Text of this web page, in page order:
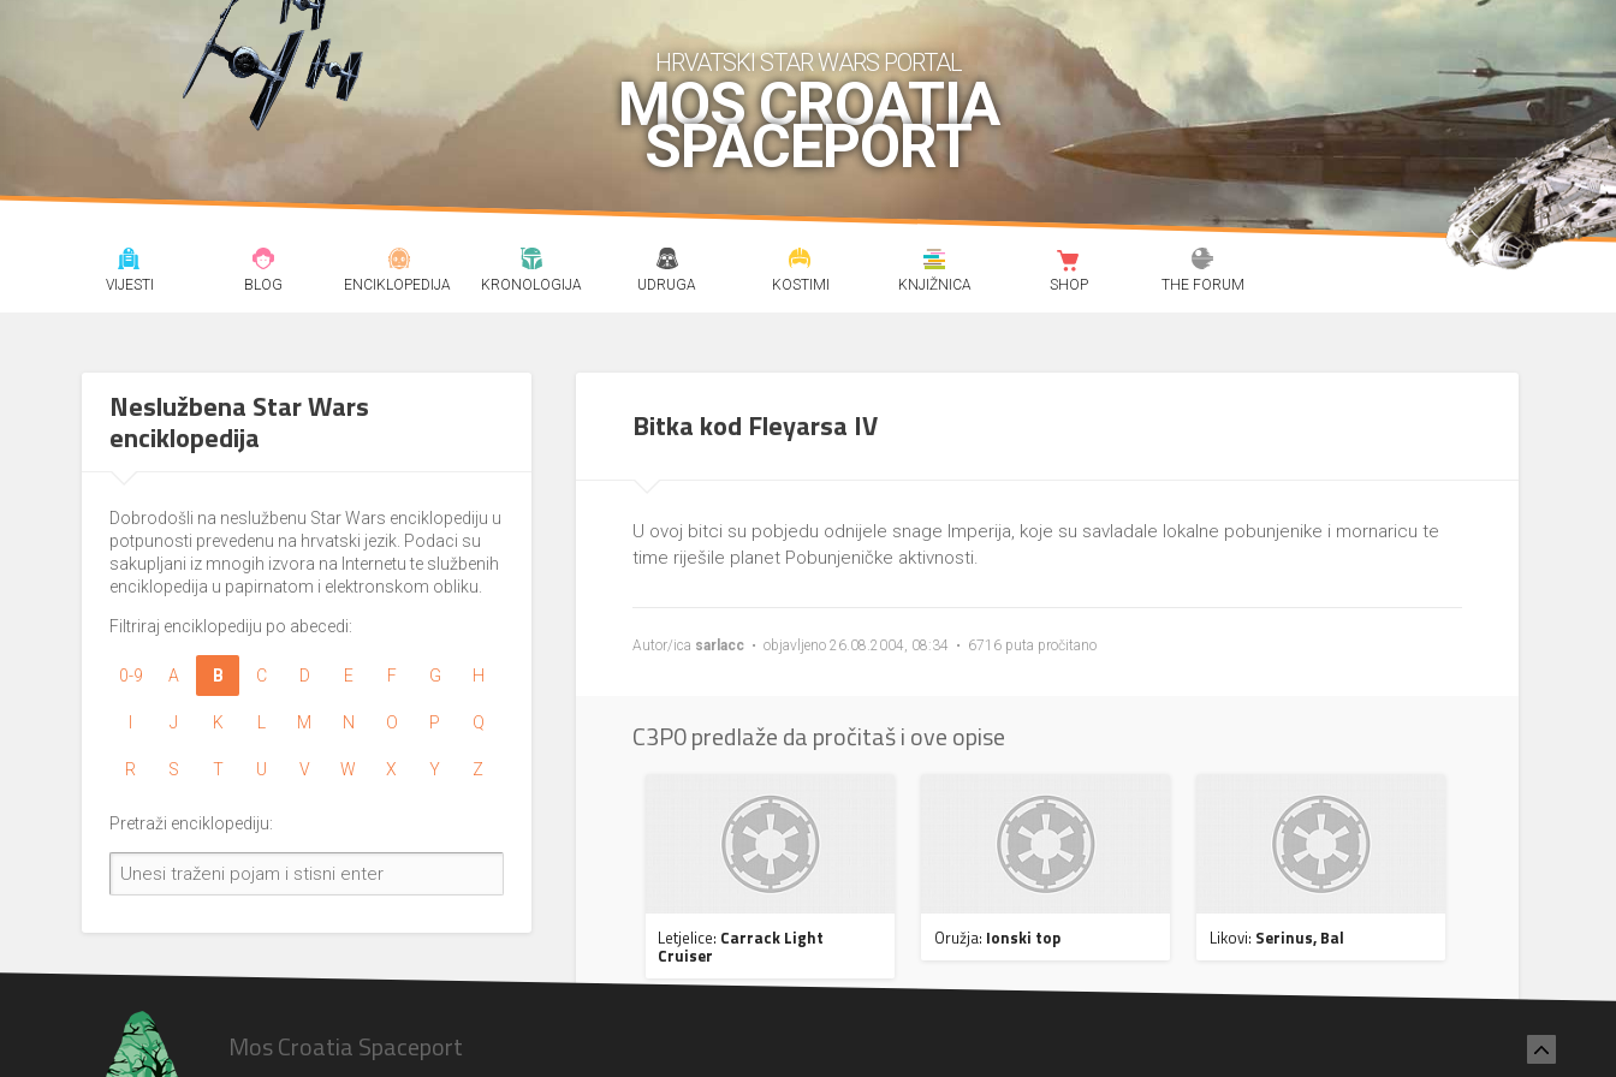
HRVATSKI STAR WARS PORTAL
MOS CROATIA
SPACEPORT
VIJESTI BLOG ENCIKLOPEDIJA KRONOLOGIJA UDRUGA KOSTIMI KNJIŽNICA SHOP THE FORUM
Neslužbena Star Wars
enciklopedija
Dobrodošli na neslužbenu Star Wars enciklopediju u
potpunosti prevedenu na hrvatski jezik. Podaci su
sakupljani iz mnogih izvora na Internetu te službenih
enciklopedija u papirnatom i elektronskom obliku.
Filtriraj enciklopediju po abecedi:
0-9 A B C D E F G H
J K M N O P Q
R S T U V W X Y Z
Pretraži enciklopediju:
Bitka kod Fleyarsa IV
U ovoj bitci su pobjedu odnijele snage Imperija, koje su savladale lokalne pobunjenike i mornaricu te
time riješile planet Pobunjeničke aktivnosti.
Autor/ica sarlacc • objavljeno 26.08.2004, 08:34 • 6716 puta pročitano
C3P0 predlaže da pročitaš i ove opise
Letjelice: Carrack Light
Cruiser
Oružja: Ionski top Likovi: Serinus, Bal
Mos Croatia Spaceport